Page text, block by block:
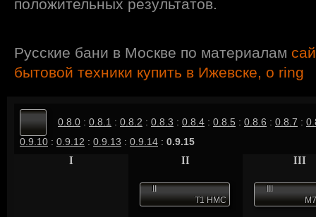
положительных результатов.
Русские бани в Москве по материалам
бытовой техники купить в Ижевске, o ring